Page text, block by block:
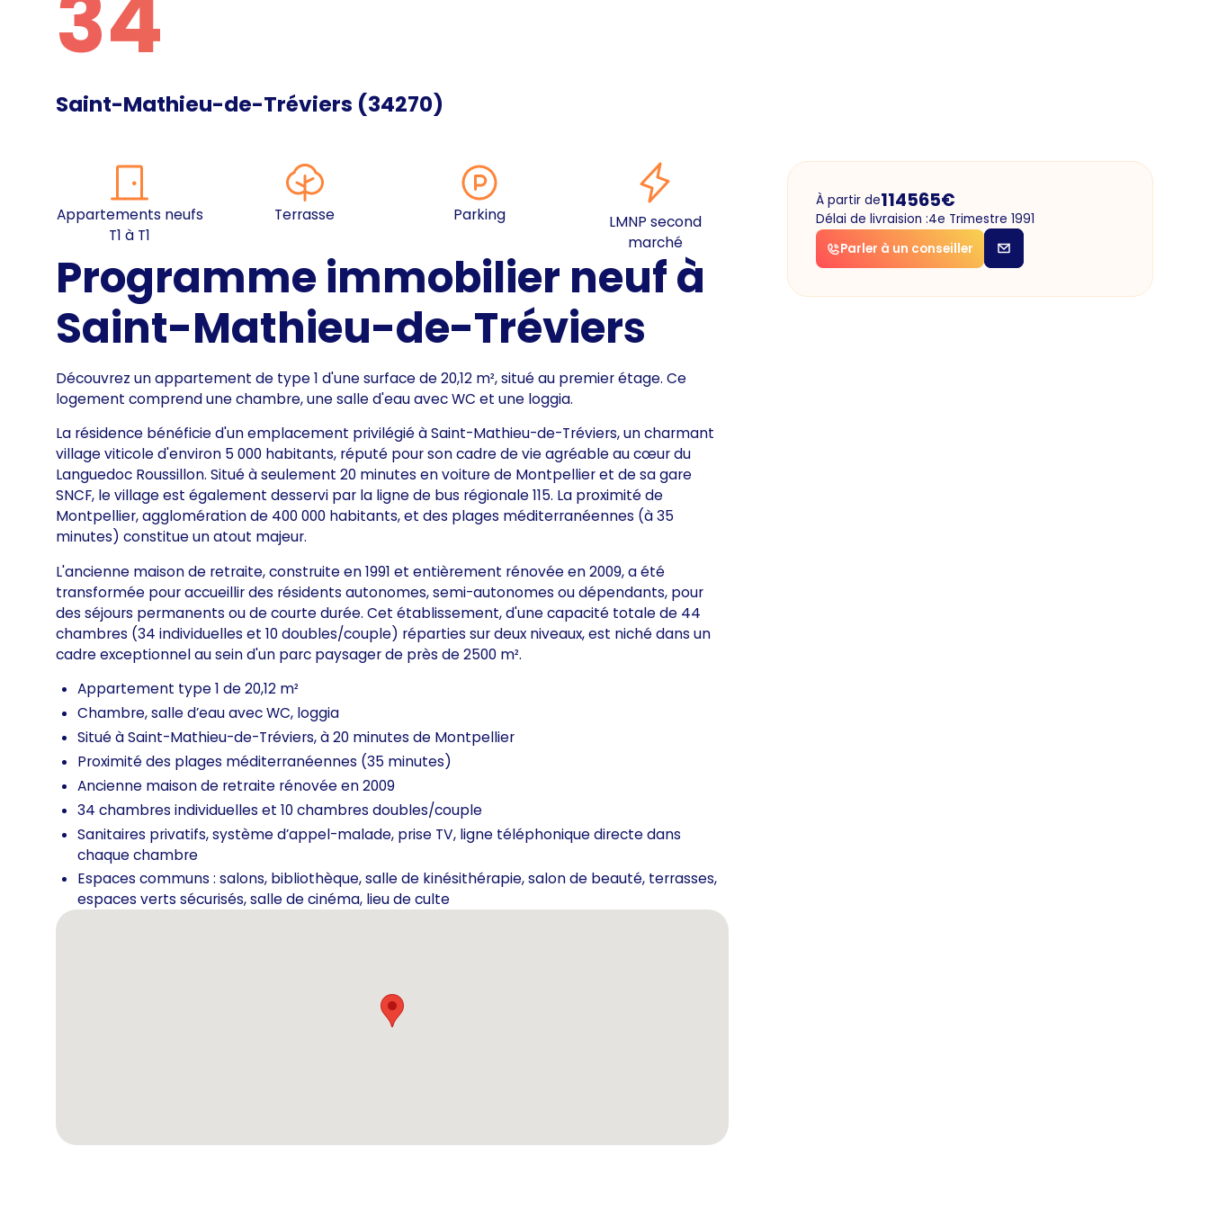
Saint-Mathieu-de-Tréviers (34270)
Appartements neufs
T1 à T1
Terrasse Parking
LMNP second
marché
Programme immobilier neuf à
Saint-Mathieu-de-Tréviers
Découvrez un appartement de type 1 d'une surface de 20,12 m², situé au premier étage. Ce
logement comprend une chambre, une salle d'eau avec WC et une loggia.
La résidence bénéficie d'un emplacement privilégié à Saint-Mathieu-de-Tréviers, un charmant
village viticole d'environ 5 000 habitants, réputé pour son cadre de vie agréable au cœur du
Languedoc Roussillon. Situé à seulement 20 minutes en voiture de Montpellier et de sa gare
SNCF, le village est également desservi par la ligne de bus régionale 115. La proximité de
Montpellier, agglomération de 400 000 habitants, et des plages méditerranéennes (à 35
minutes) constitue un atout majeur.
L'ancienne maison de retraite, construite en 1991 et entièrement rénovée en 2009, a été
transformée pour accueillir des résidents autonomes, semi-autonomes ou dépendants, pour
des séjours permanents ou de courte durée. Cet établissement, d'une capacité totale de 44
chambres (34 individuelles et 10 doubles/couple) réparties sur deux niveaux, est niché dans un
cadre exceptionnel au sein d'un parc paysager de près de 2500 m².
Appartement type 1 de 20,12 m²
Chambre, salle d’eau avec WC, loggia
Situé à Saint-Mathieu-de-Tréviers, à 20 minutes de Montpellier
Proximité des plages méditerranéennes (35 minutes)
Ancienne maison de retraite rénovée en 2009
34 chambres individuelles et 10 chambres doubles/couple
Sanitaires privatifs, système d’appel-malade, prise TV, ligne téléphonique directe dans
chaque chambre
Espaces communs : salons, bibliothèque, salle de kinésithérapie, salon de beauté, terrasses,
espaces verts sécurisés, salle de cinéma, lieu de culte
À partir de114565€
Délai de livraision :4e Trimestre 1991
Parler à un conseiller